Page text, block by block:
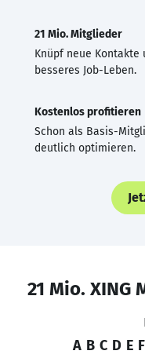
21 Mio. Mitglieder
Knüpf neue
besseres Job-Leben.
Kostenlos profitieren
Schon als Basis-
deutlich optimieren.
21 Mio. XING
A B C D E F